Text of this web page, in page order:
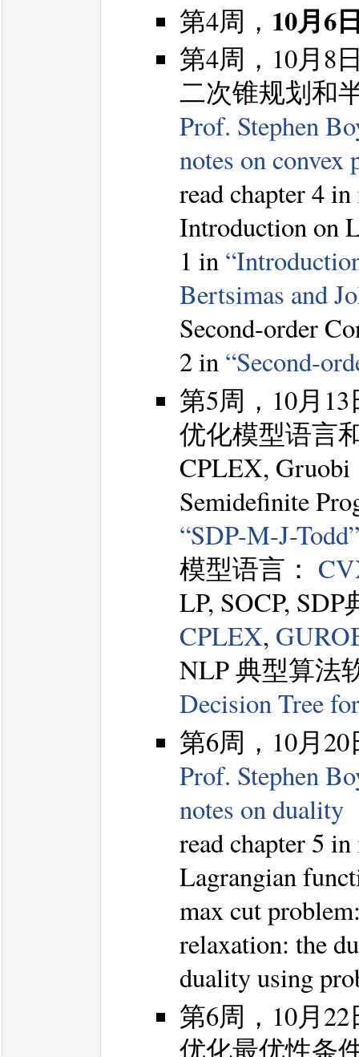
第4周， 10月6
第4周，10月8
二次锥规划和
Prof. Stephen
notes on convex
read chapter 4
Introduction on
1 in
Bertsimas and
Second-order
2 in “Second-
第5周，10月
优化模型语言
CPLEX, Gruobi
Semidefinite
“SDP-M-J-Todd”
模型语言：
LP, SOCP,
CPLEX,
NLP 典型算法
Decision Tree
第6周，10月
Prof. Stephen
notes on duality
read chapter 5
Lagrangian
max cut
relaxation: the
duality using
第6周，10月
优化最优性条